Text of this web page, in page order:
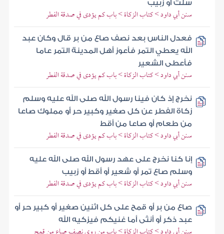
سلت أو زبيب
سنن أبي داود > كتاب الزكاة > باب كم يؤدى في صدقة الفطر
فعدل الناس بعد نصف صاع من بر قال وكان عبد
الله يعطي التمر فأعوز أهل المدينة التمر عاما
فأعطى الشعير
سنن أبي داود > كتاب الزكاة > باب كم يؤدى في صدقة الفطر
نخرج إذ كان فينا رسول الله صلى الله عليه وسلم
زكاة الفطر عن كل صغير وكبير حر أو مملوك صاعا
من طعام أو صاعا من أقط
سنن أبي داود > كتاب الزكاة > باب كم يؤدى في صدقة الفطر
إنا كنا نخرج على عهد رسول الله صلى الله عليه
وسلم صاع تمر أو شعير أو أقط أو زبيب
سنن أبي داود > كتاب الزكاة > باب كم يؤدى في صدقة الفطر
صاع من بر أو قمح على كل اثنين صغير أو كبير حر أو
عبد ذكر أو أنثى أما غنيكم فيزكيه الله